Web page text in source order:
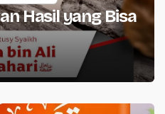
Hasil yang Bisa